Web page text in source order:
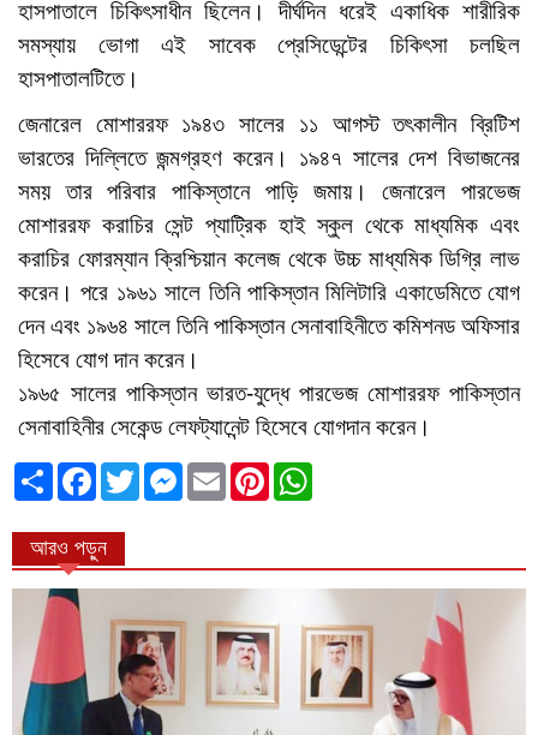
হাসপাতালে চিকিৎসাধীন ছিলেন। দীর্ঘদিন ধরেই একাধিক শারীরিক
সমস্যায় ভোগা এই সাবেক প্রেসিডেন্টের চিকিৎসা চলছিল
হাসপাতালটিতে।
জেনারেল মোশাররফ ১৯৪৩ সালের ১১ আগস্ট তৎকালীন ব্রিটিশ
ভারতের দিল্লিতে জন্মগ্রহণ করেন। ১৯৪৭ সালের দেশ বিভাজনের
সময় তার পরিবার পাকিস্তানে পাড়ি জমায়। জেনারেল পারভেজ
মোশাররফ করাচির সেন্ট প্যাট্রিক হাই স্কুল থেকে মাধ্যমিক এবং
করাচির ফোরম্যান ক্রিশ্চিয়ান কলেজ থেকে উচ্চ মাধ্যমিক ডিগ্রি লাভ
করেন। পরে ১৯৬১ সালে তিনি পাকিস্তান মিলিটারি একাডেমিতে যোগ
দেন এবং ১৯৬৪ সালে তিনি পাকিস্তান সেনাবাহিনীতে কমিশনড অফিসার
হিসেবে যোগ দান করেন।
১৯৬৫ সালের পাকিস্তান ভারত-যুদ্ধে পারভেজ মোশাররফ পাকিস্তান
সেনাবাহিনীর সেকেন্ড লেফট্যানেন্ট হিসেবে যোগদান করেন।
ভাগাভাগি
করুন
Facebook
TwitterMessenger
EmailPinterest
আরও পড়ুন